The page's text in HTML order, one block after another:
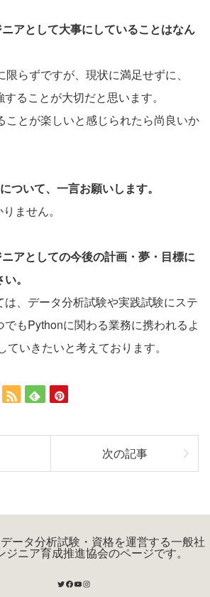
アとして大事にしていることはなん
らずですが、現状に満足せずに、
ることが大切だと思います。
ことが楽しいと感じられたら尚良いか
ついて、一言お願いします。
ません。
アとしての今後の計画・夢・目標に
。
、データ分析試験や実践試験にステ
でもPythonに関わる業務に携われるよ
ていきたいと考えております。
次の記事
ータ分析試験・資格を運営する一般社
ジニア育成推進協会のページです。
Twitter
Facebook
YouTube
Instagram